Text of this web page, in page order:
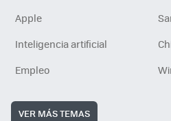
Apple
Inteligencia artificial
Empleo
VER MÁS TEMAS